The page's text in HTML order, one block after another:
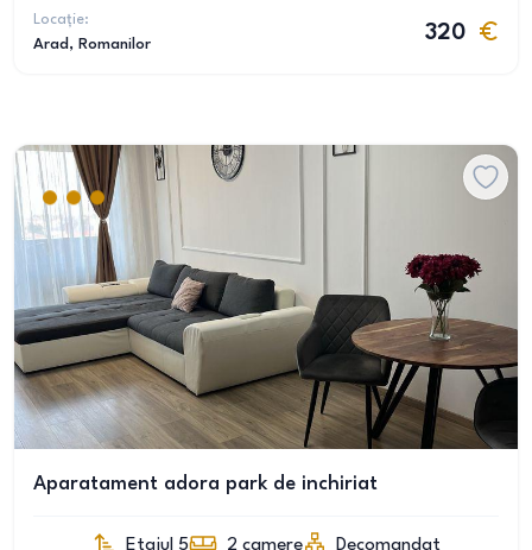
Locație:
Arad , Romanilor
320
Aparatament adora park de inchiriat
Etajul 5 2 camere Decomandat